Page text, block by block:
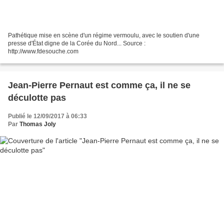
Pathétique mise en scène d'un régime vermoulu, avec le soutien d'une
presse d'État digne de la Corée du Nord... Source :
http://www.fdesouche.com
Jean-Pierre Pernaut est comme ça, il ne se
déculotte pas
Publié le 12/09/2017 à 06:33
Par Thomas Joly